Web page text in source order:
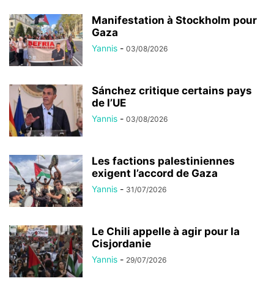
Manifestation à Stockholm pour
Gaza
Yannis - 03/08/2026
Sánchez critique certains pays
de l’UE
Yannis - 03/08/2026
Les factions palestiniennes
exigent l’accord de Gaza
Yannis - 31/07/2026
Le Chili appelle à agir pour la
Cisjordanie
Yannis - 29/07/2026